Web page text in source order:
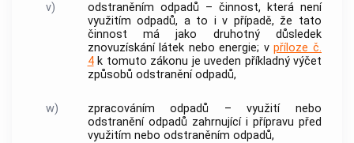
v) odstraněním odpadů – činnost, která není
využitím odpadů, a to i v případě, že tato
činnost má jako druhotný důsledek
znovuzískání látek nebo energie; vpříloze č.
4k tomuto zákonu je uveden příkladný výčet
způsobů odstranění odpadů,
w) zpracováním odpadů – využití nebo
odstranění odpadů zahrnující i přípravu před
využitím nebo odstraněním odpadů,